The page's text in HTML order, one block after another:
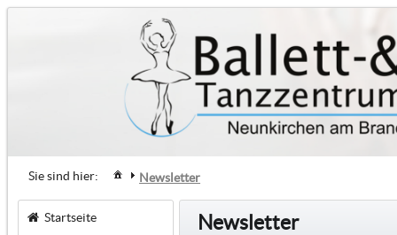
Sie sind hier: Newsletter
Startseite Newsletter